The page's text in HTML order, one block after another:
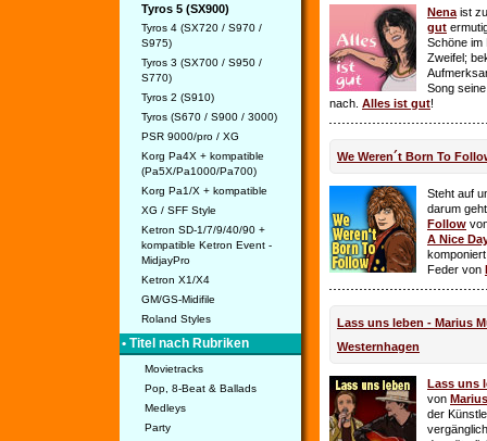
Tyros 5 (SX900)
Tyros 4 (SX720 / S970 /
S975)
Tyros 3 (SX700 / S950 /
S770)
Tyros 2 (S910)
Tyros (S670 / S900 / 3000)
PSR 9000/pro / XG
Korg Pa4X + kompatible
(Pa5X/Pa1000/Pa700)
Korg Pa1/X + kompatible
XG / SFF Style
Ketron SD-1/7/9/40/90 +
kompatible Ketron Event -
MidjayPro
Ketron X1/X4
GM/GS-Midifile
Roland Styles
• Titel nach Rubriken
Movietracks
Pop, 8-Beat & Ballads
Medleys
Party
Nena ist
gut
Schöne im
Zweifel;
Song
nach. Alles ist gut!
We Weren´t Born To
Steht auf
darum
Follow
A Nice
Feder von
Lass uns leben - Marius
Westernhagen
Lass uns
von
der